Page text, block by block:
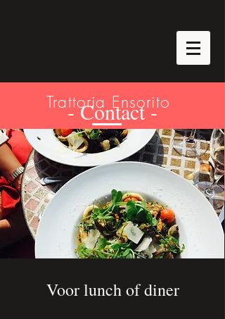
Trattoria Ensorito
Ristorante Italiano
- Contact -
Voor lunch of diner